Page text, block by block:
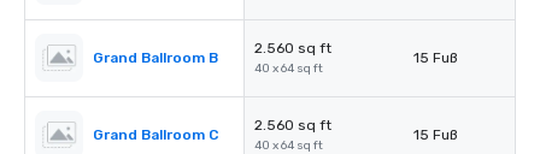
Grand Ballroom B
2.560 sq ft
40 x 64 sq ft
15 Fuß
Grand Ballroom C
2.560 sq ft
40 x 64 sq ft
15 Fuß